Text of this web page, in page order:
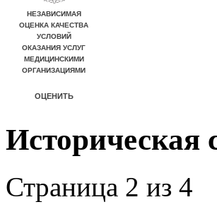
Историческая
Страница 2 из 4